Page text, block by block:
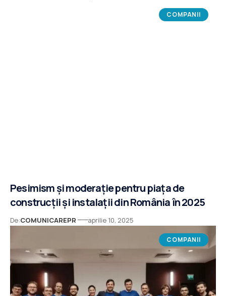
COMPANII
Pesimism și moderație pentru piața de
construcții și instalații din România în 2025
De:COMUNICAREPR aprilie 10, 2025
COMPANII